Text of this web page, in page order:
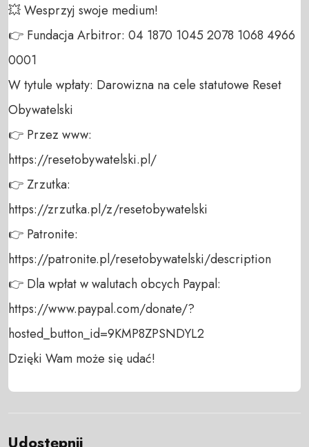
💥 Wesprzyj swoje medium!
👉 Fundacja Arbitror: 04 1870 1045 2078 1068 4966
0001
W tytule wpłaty: Darowizna na cele statutowe Reset
Obywatelski
👉 Przez www:
https://resetobywatelski.pl/
👉 Zrzutka:
https://zrzutka.pl/z/resetobywatelski
👉 Patronite:
https://patronite.pl/resetobywatelski/description
👉 Dla wpłat w walutach obcych Paypal:
https://www.paypal.com/donate/?
hosted_button_id=9KMP8ZPSNDYL2
Dzięki Wam może się udać!